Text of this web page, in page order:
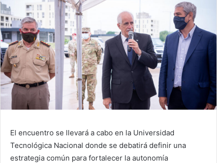
El encuentro se llevará a cabo en la Universidad
Tecnológica Nacional donde se debatirá definir una
estrategia común para fortalecer la autonomía